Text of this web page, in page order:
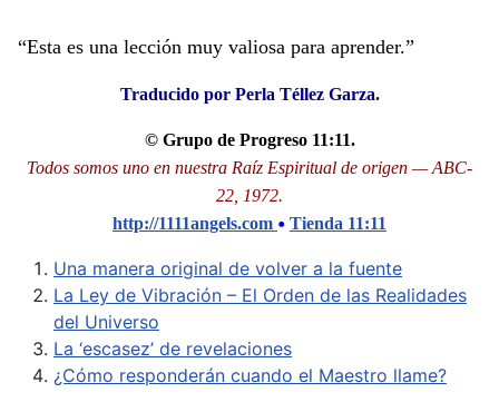
“Esta es una lección muy valiosa para aprender.”
Traducido por Perla Téllez Garza.
© Grupo de Progreso 11:11.
Todos somos uno en nuestra Raíz Espiritual de origen — ABC-
22, 1972.
http://1111angels.com • Tienda 11:11
Una manera original de volver a la fuente
La Ley de Vibración – El Orden de las Realidades
del Universo
La ‘escasez’ de revelaciones
¿Cómo responderán cuando el Maestro llame?